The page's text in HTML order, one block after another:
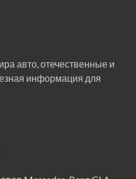
авто, отечественные и
информация для